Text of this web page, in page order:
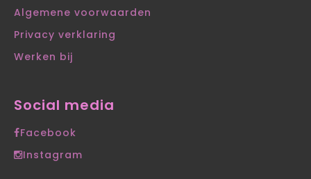
Algemene voorwaarden
Privacy verklaring
Werken bij
Social media
Facebook
Instagram